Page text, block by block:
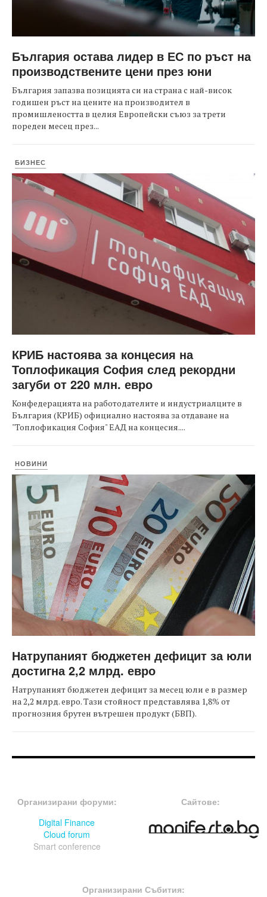
България остава лидер в ЕС по ръст на
производствените цени през юни
България запазва позицията си на страна с най-висок
годишен ръст на цените на производител в
промишлеността в целия Европейски съюз за трети
пореден месец през...
БИЗНЕС
КРИБ настоява за концесия на
Топлофикация София след рекордни
загуби от 220 млн. евро
Конфедерацията на работодателите и индустриалците в
България (КРИБ) официално настоява за отдаване на
"Топлофикация София" ЕАД на концесия....
НОВИНИ
Натрупаният бюджетен дефицит за юли
достигна 2,2 млрд. евро
Натрупаният бюджетен дефицит за месец юли е в размер
на 2,2 млрд. евро. Тази стойност представлява 1,8% от
прогнозния брутен вътрешен продукт (БВП).
Организирани форуми:
Digital Finance
Cloud forum
Smart conference
Сайтове:
Организирани Събития: